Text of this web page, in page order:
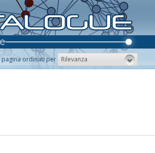
ordinati per Rilevanza